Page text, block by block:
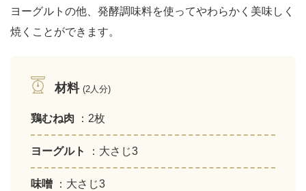
ヨーグルトの他、発酵調味料を使ってやわらかく美味しく
焼くことができます。
材料 (2人分)
鶏むね肉 ：2枚
ヨーグルト ：大さじ3
味噌 ：大さじ3